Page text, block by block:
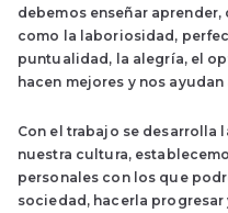
debemos enseñar
como la laboriosidad,
puntualidad, la alegría, el
hacen mejores y nos
Con el trabajo se desarrolla
nuestra cultura,
personales con los que
sociedad, hacerla